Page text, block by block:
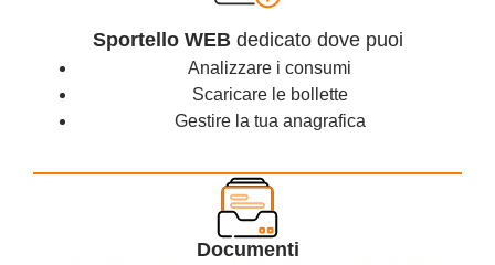
Sportello WEBdedicato dove puoi
Analizzare i consumi
Scaricare le bollette
Gestire la tua anagrafica
Documenti